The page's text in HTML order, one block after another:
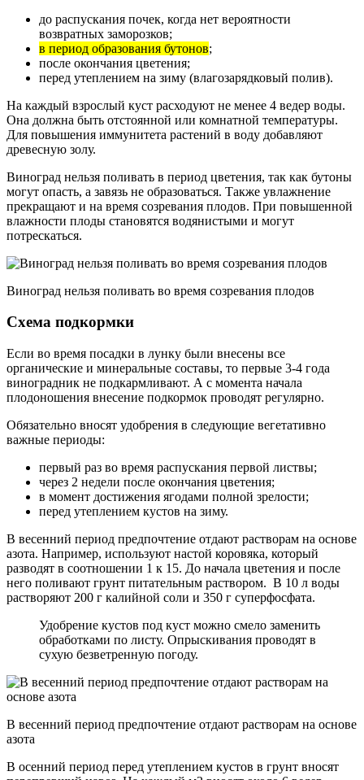
до распускания почек, когда нет вероятности
возвратных заморозков;
в период образования бутонов;
после окончания цветения;
перед утеплением на зиму (влагозарядковый полив).
На каждый взрослый куст расходуют не менее 4 ведер воды.
Она должна быть отстоянной или комнатной температуры.
Для повышения иммунитета растений в воду добавляют
древесную золу.
Виноград нельзя поливать в период цветения, так как бутоны
могут опасть, а завязь не образоваться. Также увлажнение
прекращают и на время созревания плодов. При повышенной
влажности плоды становятся водянистыми и могут
потрескаться.
Виноград нельзя поливать во время созревания плодов
Схема подкормки
Если во время посадки в лунку были внесены все
органические и минеральные составы, то первые 3-4 года
виноградник не подкармливают. А с момента начала
плодоношения внесение подкормок проводят регулярно.
Обязательно вносят удобрения в следующие вегетативно
важные периоды:
первый раз во время распускания первой листвы;
через 2 недели после окончания цветения;
в момент достижения ягодами полной зрелости;
перед утеплением кустов на зиму.
В весенний период предпочтение отдают растворам на основе
азота. Например, используют настой коровяка, который
разводят в соотношении 1 к 15. До начала цветения и после
него поливают грунт питательным раствором. В 10 л воды
растворяют 200 г калийной соли и 350 г суперфосфата.
Удобрение кустов под куст можно смело заменить
обработками по листу. Опрыскивания проводят в
сухую безветренную погоду.
В весенний период предпочтение отдают растворам на основе
азота
В осенний период перед утеплением кустов в грунт вносят